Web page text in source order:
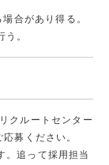
合があり得る。
。
クルートセンター
募ください。
。追って採用担当